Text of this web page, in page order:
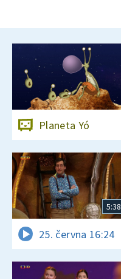
Planeta Yó
5:38
25. června 16:24